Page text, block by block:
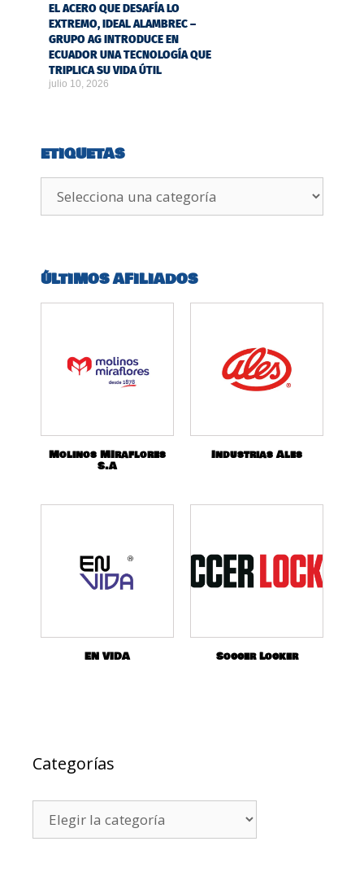
EL ACERO QUE DESAFÍA LO
EXTREMO, IDEAL ALAMBREC –
GRUPO AG INTRODUCE EN
ECUADOR UNA TECNOLOGÍA QUE
TRIPLICA SU VIDA ÚTIL
julio 10, 2026
ETIQUETAS
ÚLTIMOS AFILIADOS
Molinos MIraflores
S.A
Industrias Ales
EN VIDA Soccer Locker
Categorías